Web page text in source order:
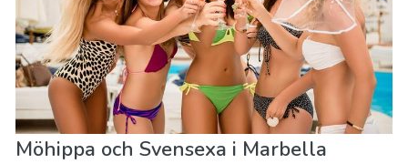
Möhippa och Svensexa i Marbella